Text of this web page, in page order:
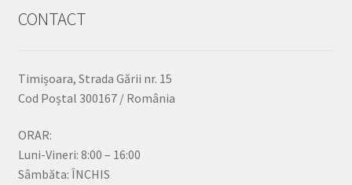
CONTACT
Timișoara, Strada Gării nr. 15
Cod Poștal 300167 / România
ORAR:
Luni-Vineri: 8:00 – 16:00
Sâmbăta: ÎNCHIS